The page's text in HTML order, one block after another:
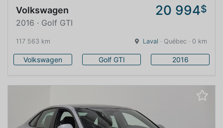
Volkswagen 20 994$
2016 · Golf GTI
117 563 km Laval · Québec · 0 km
Volkswagen Golf GTI 2016